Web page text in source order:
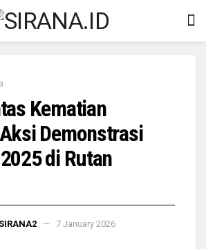
Kematian
Demonstrasi
di Rutan
7 January 2026